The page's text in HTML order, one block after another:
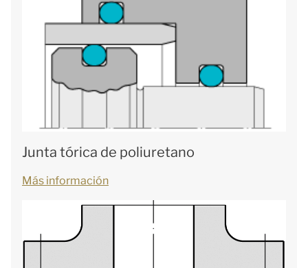
Junta tórica de poliuretano
Más información